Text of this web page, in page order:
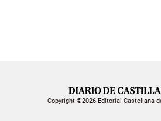
Copyright ©2026 Editorial Castellana